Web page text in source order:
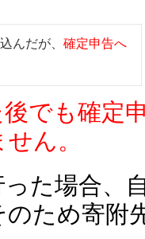
んだが、 確定申告へ
でも確定
ん。
た場合、
ため寄附